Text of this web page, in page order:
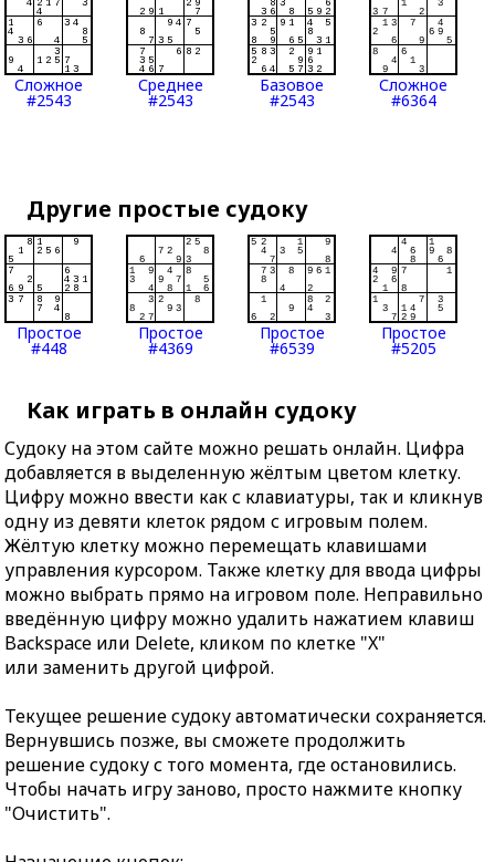
Сложное
#2543
Среднее
#2543
Базовое
#2543
Сложное
#6364
Другие простые судоку
Простое
#448
Простое
#4369
Простое
#6539
Простое
#5205
Как играть в онлайн судоку
Судоку на этом сайте можно решать онлайн. Цифра
добавляется в выделенную жёлтым цветом клетку.
Цифру можно ввести как с клавиатуры, так и кликнув
одну из девяти клеток рядом с игровым полем.
Жёлтую клетку можно перемещать клавишами
управления курсором. Также клетку для ввода цифры
можно выбрать прямо на игровом поле. Неправильно
введённую цифру можно удалить нажатием клавиш
Backspace или Delete, кликом по клетке "X"
или заменить другой цифрой.
Текущее решение судоку автоматически сохраняется.
Вернувшись позже, вы сможете продолжить
решение судоку с того момента, где остановились.
Чтобы начать игру заново, просто нажмите кнопку
"Очистить".